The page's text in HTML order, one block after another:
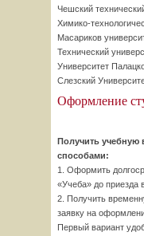
Чешский
Химико-
Масариков
Технический
Университет
Слезский
Оформление
Получить учебную
способами:
1. Оформить
«Учеба» до приезда
2. Получить
заявку на
Первый вариант